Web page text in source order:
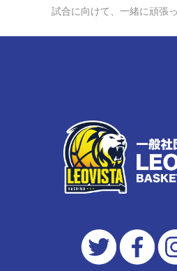
試合に向けて、一緒に頑張